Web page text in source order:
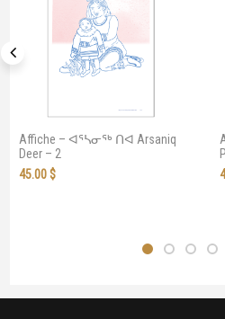
Affiche – ᐊᕐᓴᓂᖅ ᑎᐊ Arsaniq
Deer – 2
45.00$